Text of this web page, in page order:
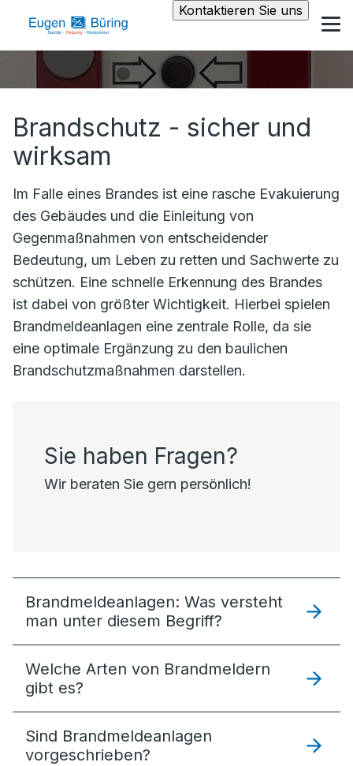
Kontaktieren Sie uns
Brandschutz - sicher und
wirksam
Im Falle eines Brandes ist eine rasche Evakuierung
des Gebäudes und die Einleitung von
Gegenmaßnahmen von entscheidender
Bedeutung, um Leben zu retten und Sachwerte zu
schützen. Eine schnelle Erkennung des Brandes
ist dabei von größter Wichtigkeit. Hierbei spielen
Brandmeldeanlagen eine zentrale Rolle, da sie
eine optimale Ergänzung zu den baulichen
Brandschutzmaßnahmen darstellen.
Sie haben Fragen?
Wir beraten Sie gern persönlich!
Brandmeldeanlagen: Was versteht
man unter diesem Begriff?
Welche Arten von Brandmeldern
gibt es?
Sind Brandmeldeanlagen
vorgeschrieben?